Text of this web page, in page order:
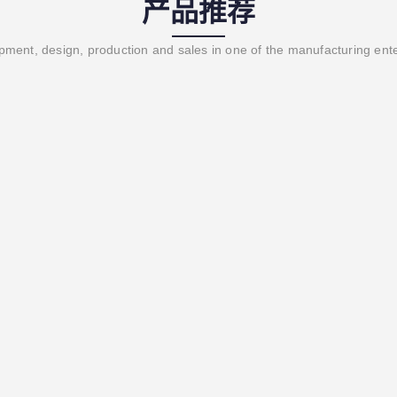
产品推荐
design, production and sales in one of the manufacturing